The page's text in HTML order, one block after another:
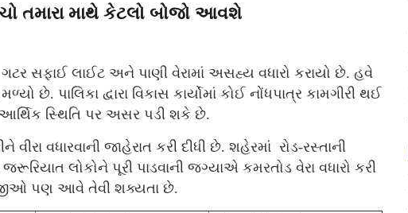
તમારા માથે કેટલો બોજો આવશે
ગટર સફાઈ લાઈટ અને પાણી વેરામાં અસહ્ય વધારો કરાયો છે. હવે
છે. પાલિકા દ્વારા વિકાસ કાર્યોમાં કોઈ નોંધપાત્ર કામગીરી થઈ
આર્થિક સ્થિતિ પર અસર પડી શકે છે.
વધારવાની જાહેરાત કરી દીધી છે. શહેરમાં રોડ-રસ્તાની
લોકોને પૂરી પાડવાની જગ્યાએ કમરતોડ વેરા વધારો કરી
પણ આવે તેવી શક્યતા છે.